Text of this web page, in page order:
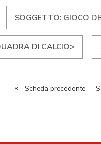
SOGGETTO: GIOCO
DI CALCIO>
« Scheda precedente